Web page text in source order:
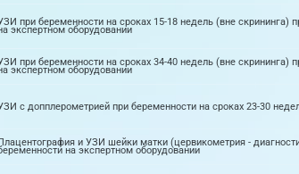
при беременности на сроках 15-18 недель (вне скрининга)
экспертном оборудовании
при беременности на сроках 34-40 недель (вне скрининга)
экспертном оборудовании
с допплерометрией при беременности на сроках 23-30
Плацентография и УЗИ шейки матки (цервикометрия -
на экспертном оборудовании